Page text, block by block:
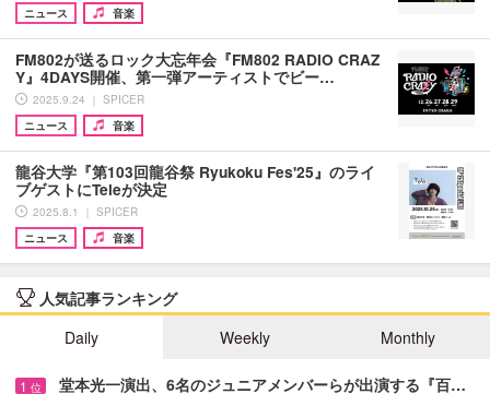
ニュース
音楽
FM802が送るロック大忘年会『FM802 RADIO CRAZ
Y』4DAYS開催、第一弾アーティストでビー…
2025.9.24 ｜ SPICER
ニュース
音楽
龍谷大学『第103回龍谷祭 Ryukoku Fes'25』のライ
ブゲストにTeleが決定
2025.8.1 ｜ SPICER
ニュース
音楽
人気記事ランキング
Daily
Weekly Monthly
1 位 堂本光一演出、6名のジュニアメンバーらが出演する『百…